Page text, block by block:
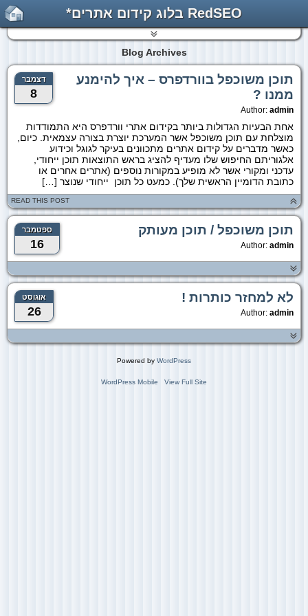
RedSEO בלוג קידום אתרים*
Blog Archives
דצמבר
8
תוכן משוכפל בוורדפרס – איך להימנע
ממנו ?
Author: admin
אחת הבעיות הגדולות ביותר בקידום אתרי וורדפרס היא התמודדות
מוצלחת עם תוכן משוכפל אשר המערכת יוצרת בצורה עצמאית. כיום,
כאשר מדברים על קידום אתרים מתכוונים בעיקר לגוגל וכידוע
אלגוריתם החיפוש שלו מעדיף להציג בראש התוצאות תוכן ייחודי,
עדכני ומקורי אשר לא מופיע במקורות נוספים (אתרים אחרים או
כתובת הדומיין הראשית שלך). כמעט כל תוכן ייחודי שנוצר […]
READ THIS POST
ספטמבר
16
תוכן משוכפל / תוכן מעותק
Author: admin
אוגוסט
26
לא למחזר כותרות !
Author: admin
Powered by WordPress
WordPress Mobile View Full Site